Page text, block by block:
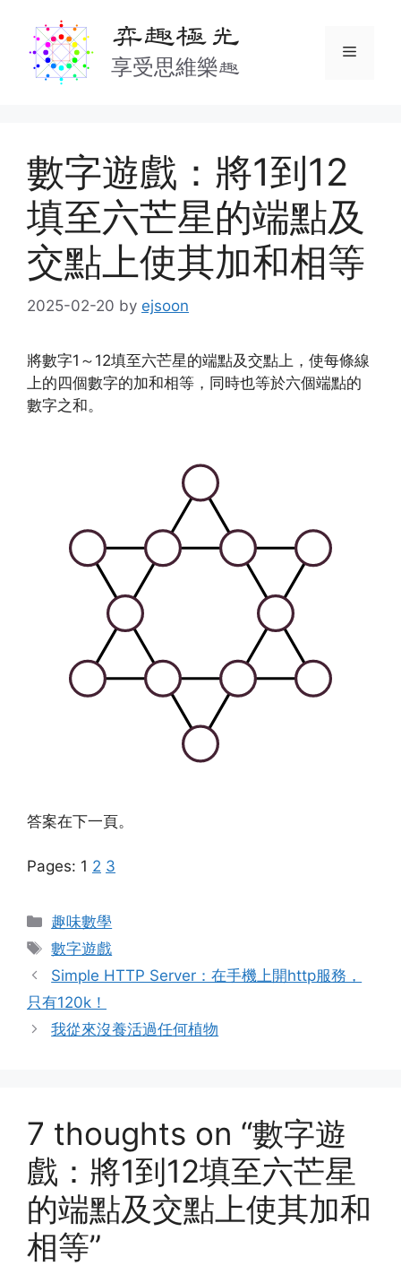
content
弈趣極光
享受思維樂趣
Menu
數字遊戲：將1到12
填至六芒星的端點及
交點上使其加和相等
2025-02-20 by ejsoon
將數字1～12填至六芒星的端點及交點上，使每條線
上的四個數字的加和相等，同時也等於六個端點的
數字之和。
答案在下一頁。
Pages: 1 2 3
Categories
趣味數學
Tags
數字遊戲
Simple HTTP Server：在手機上開http服務，
只有120k！
我從來沒養活過任何植物
7 thoughts on “數字遊
戲：將1到12填至六芒星
的端點及交點上使其加和
相等”